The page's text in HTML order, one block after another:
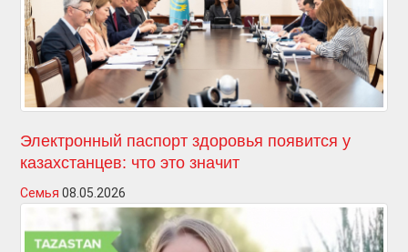
Электронный паспорт здоровья появится у
казахстанцев: что это значит
Семья 08.05.2026